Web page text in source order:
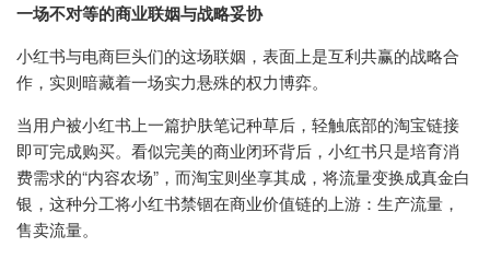
一场不对等的商业联姻与战略妥协
小红书与电商巨头们的这场联姻，表面上是互利共赢的战略合
作，实则暗藏着一场实力悬殊的权力博弈。
当用户被小红书上一篇护肤笔记种草后，轻触底部的淘宝链接
即可完成购买。看似完美的商业闭环背后，小红书只是培育消
费需求的“内容农场”，而淘宝则坐享其成，将流量变换成真金白
银，这种分工将小红书禁锢在商业价值链的上游：生产流量，
售卖流量。